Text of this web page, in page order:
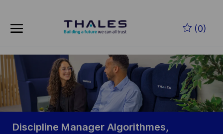
(0)
-
Discipline Manager Algorithmes,